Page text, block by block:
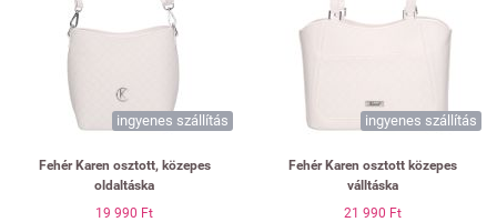
ingyenes szállítás
Fehér Karen osztott, közepes
oldaltáska
19 990 Ft
ingyenes szállítás
Fehér Karen osztott közepes
válltáska
21 990 Ft